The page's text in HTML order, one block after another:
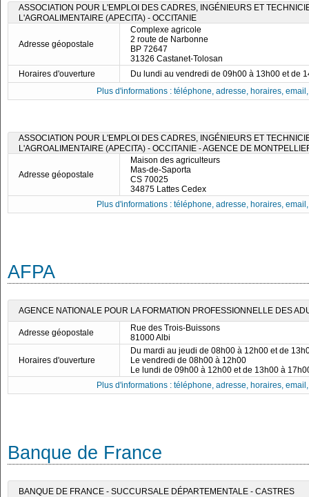
ASSOCIATION POUR L'EMPLOI DES CADRES, INGÉNIEURS ET
L'AGROALIMENTAIRE (APECITA) - OCCITANIE
Adresse géopostale
Complexe agricole
2 route de Narbonne
BP 72647
31326 Castanet-Tolosan
Horaires d'ouverture
Du lundi au vendredi de 09h00 à 13h00 et de
Plus d'informations : téléphone, adresse, horaires,
ASSOCIATION POUR L'EMPLOI DES CADRES, INGÉNIEURS ET
L'AGROALIMENTAIRE (APECITA) - OCCITANIE - AGENCE DE
Adresse géopostale
Maison des agriculteurs
Mas-de-Saporta
CS 70025
34875 Lattes Cedex
Plus d'informations : téléphone, adresse, horaires,
AFPA
AGENCE NATIONALE POUR LA FORMATION PROFESSIONNELLE DES
Adresse géopostale
Rue des Trois-Buissons
81000 Albi
Horaires d'ouverture
Du mardi au jeudi de 08h00 à 12h00 et de
Le vendredi de 08h00 à 12h00
Le lundi de 09h00 à 12h00 et de 13h00 à
Plus d'informations : téléphone, adresse, horaires,
Banque de France
BANQUE DE FRANCE - SUCCURSALE DÉPARTEMENTALE - CASTRES